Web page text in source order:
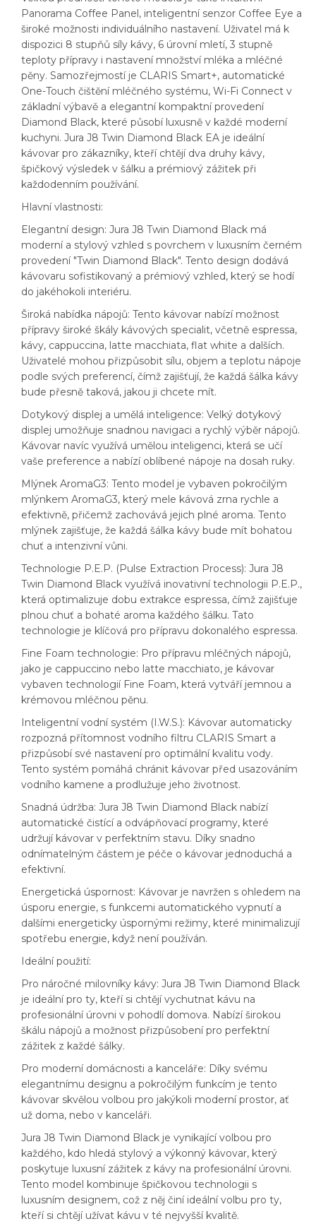
Panorama Coffee Panel, inteligentní senzor Coffee Eye a
široké možnosti individuálního nastavení. Uživatel má k
dispozici 8 stupňů síly kávy, 6 úrovní mletí, 3 stupně
teploty přípravy i nastavení množství mléka a mléčné
pěny. Samozřejmostí je CLARIS Smart+, automatické
One-Touch čištění mléčného systému, Wi-Fi Connect v
základní výbavě a elegantní kompaktní provedení
Diamond Black, které působí luxusně v každé moderní
kuchyni. Jura J8 Twin Diamond Black EA je ideální
kávovar pro zákazníky, kteří chtějí dva druhy kávy,
špičkový výsledek v šálku a prémiový zážitek při
každodenním používání.
Hlavní vlastnosti:
Elegantní design: Jura J8 Twin Diamond Black má
moderní a stylový vzhled s povrchem v luxusním černém
provedení "Twin Diamond Black". Tento design dodává
kávovaru sofistikovaný a prémiový vzhled, který se hodí
do jakéhokoli interiéru.
Široká nabídka nápojů: Tento kávovar nabízí možnost
přípravy široké škály kávových specialit, včetně espressa,
kávy, cappuccina, latte macchiata, flat white a dalších.
Uživatelé mohou přizpůsobit sílu, objem a teplotu nápoje
podle svých preferencí, čímž zajišťují, že každá šálka kávy
bude přesně taková, jakou ji chcete mít.
Dotykový displej a umělá inteligence: Velký dotykový
displej umožňuje snadnou navigaci a rychlý výběr nápojů.
Kávovar navíc využívá umělou inteligenci, která se učí
vaše preference a nabízí oblíbené nápoje na dosah ruky.
Mlýnek AromaG3: Tento model je vybaven pokročilým
mlýnkem AromaG3, který mele kávová zrna rychle a
efektivně, přičemž zachovává jejich plné aroma. Tento
mlýnek zajišťuje, že každá šálka kávy bude mít bohatou
chuť a intenzivní vůni.
Technologie P.E.P. (Pulse Extraction Process): Jura J8
Twin Diamond Black využívá inovativní technologii P.E.P.,
která optimalizuje dobu extrakce espressa, čímž zajišťuje
plnou chuť a bohaté aroma každého šálku. Tato
technologie je klíčová pro přípravu dokonalého espressa.
Fine Foam technologie: Pro přípravu mléčných nápojů,
jako je cappuccino nebo latte macchiato, je kávovar
vybaven technologií Fine Foam, která vytváří jemnou a
krémovou mléčnou pěnu.
Inteligentní vodní systém (I.W.S.): Kávovar automaticky
rozpozná přítomnost vodního filtru CLARIS Smart a
přizpůsobí své nastavení pro optimální kvalitu vody.
Tento systém pomáhá chránit kávovar před usazováním
vodního kamene a prodlužuje jeho životnost.
Snadná údržba: Jura J8 Twin Diamond Black nabízí
automatické čistící a odvápňovací programy, které
udržují kávovar v perfektním stavu. Díky snadno
odnímatelným částem je péče o kávovar jednoduchá a
efektivní.
Energetická úspornost: Kávovar je navržen s ohledem na
úsporu energie, s funkcemi automatického vypnutí a
dalšími energeticky úspornými režimy, které minimalizují
spotřebu energie, když není používán.
Ideální použití:
Pro náročné milovníky kávy: Jura J8 Twin Diamond Black
je ideální pro ty, kteří si chtějí vychutnat kávu na
profesionální úrovni v pohodlí domova. Nabízí širokou
škálu nápojů a možnost přizpůsobení pro perfektní
zážitek z každé šálky.
Pro moderní domácnosti a kanceláře: Díky svému
elegantnímu designu a pokročilým funkcím je tento
kávovar skvělou volbou pro jakýkoli moderní prostor, ať
už doma, nebo v kanceláři.
Jura J8 Twin Diamond Black je vynikající volbou pro
každého, kdo hledá stylový a výkonný kávovar, který
poskytuje luxusní zážitek z kávy na profesionální úrovni.
Tento model kombinuje špičkovou technologii s
luxusním designem, což z něj činí ideální volbu pro ty,
kteří si chtějí užívat kávu v té nejvyšší kvalitě.